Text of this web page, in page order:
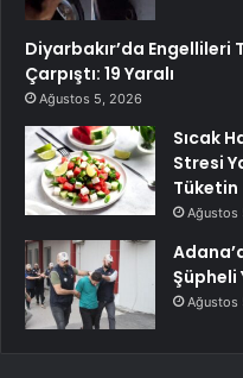
Diyarbakır’da
Çarpıştı: 19 Yaralı
Ağustos 5, 2026
Sıcak
Stresi
Tüketin
Ağustos
Şüpheli
Ağustos